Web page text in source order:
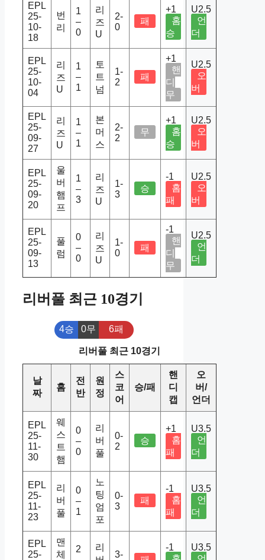
EPL
25-
10-
18
번
리
1
–
0
리
즈
U
2-
0
패
+1
홈
승
U2.5
언
더
EPL
25-
10-
04
리
즈
U
1
–
1
토
트
넘
1-
2
패
+1
핸
디
무
U2.5
오
버
EPL
25-
09-
27
리
즈
U
1
–
1
본
머
스
2-
2
무
+1
홈
승
U2.5
오
버
EPL
25-
09-
20
울
버
햄
프
1
–
3
리
즈
U
1-
3
승
-1
홈
패
U2.5
오
버
EPL
25-
09-
13
풀
럼
0
–
0
리
즈
U
1-
0
패
-1
핸
디
무
U2.5
언
더
리버풀 최근 10경기
4승 0무 6패
리버풀 최근 10경기
날
짜
홈
전
반
원
정
스
코
어
승/패
핸
디
캡
오
버/
언더
EPL
25-
11-
30
웨
스
트
햄
0
–
0
리
버
풀
0-
2
승
+1
홈
패
U3.5
언
더
EPL
25-
11-
23
리
버
풀
0
–
1
노
팅
엄
포
0-
3
패
-1
홈
패
U3.5
언
더
EPL
25-
맨
체
2
리
3-
-1
U3.5